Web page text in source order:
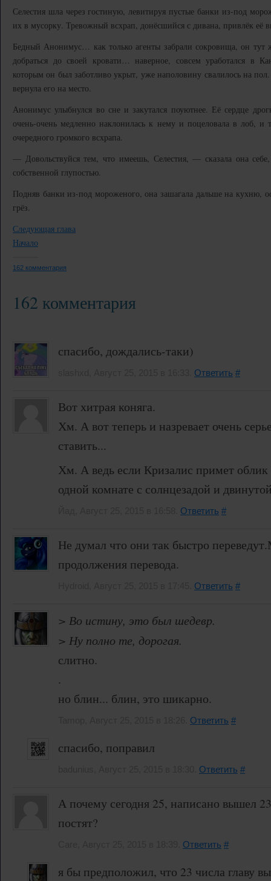
Селестия шла через гостиную, левитируя пустые банки из-под
их в мусорку. Тревожный всхрап, донёсшийся с дивана, привлёк её
Бедный Анонимус… как только агенты забрали сокровища, он тут
добраться до своей кровати… наверное, совсем уработался в
которым он был заботливо укрыт, уже наполовину свалилось на
вернула его на место.
Анонимус улыбнулся во сне и закутался поуютнее. Её сердце
очень-очень медленно наклонилась к нему и поцеловала в лоб, и
очередного громкого всхрапа.
— Довольствуйся тем, что имеешь, Селестия, — сказала она
собственной глупостью.
Подняв банки из-под мороженого, она зашагала дальше на кухню,
грёз.
Следующая глава
Начало
162 комментария
162 комментария
спасибо, дождались-таки)
Ответить #
Вот хитрая коняга.
Хм. А вот теперь и назревает очень
ставить...
Хм. А ведь если Кризалис примет
одной комнате с солнцезадой и
Ответить #
Не думал что они так быстро
продолжения перевода.
Ответить #
> Во истину, это был шедевр.
> Ну полно те, дорогая.
слитно.
.
но блин... блин, это шикарно.
Ответить #
спасибо, поправил
Ответить #
А почему сегодня 25, написано вышел
постят?
Ответить #
я бы предположил, что 23 числа главу